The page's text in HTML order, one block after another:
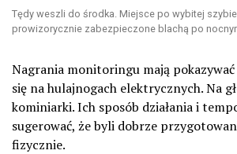
Tędy weszli do środka. Miejsce po wybitej
prowizorycznie zabezpieczone blachą po
Nagrania monitoringu mają
się na hulajnogach elektrycznych. Na
kominiarki. Ich sposób działania i
sugerować, że byli dobrze
fizycznie.